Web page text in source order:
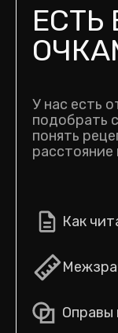
У нас есть
подобрать
понять
Как